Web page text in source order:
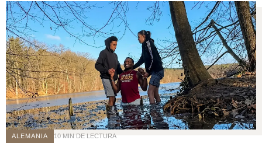
ALEMANIA 10 MIN DE LECTURA